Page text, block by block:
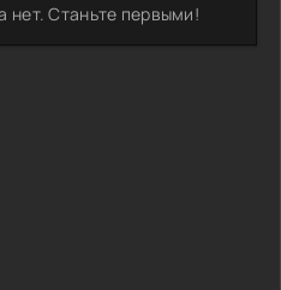
нет. Станьте первыми!